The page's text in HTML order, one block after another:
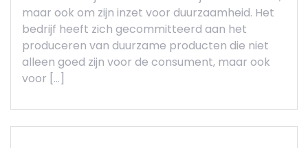
maar ook om zijn inzet voor duurzaamheid. Het
bedrijf heeft zich gecommitteerd aan het
produceren van duurzame producten die niet
alleen goed zijn voor de consument, maar ook
voor […]